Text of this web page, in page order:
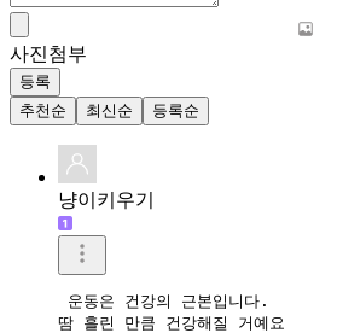
사진첨부
등록
추천순
최신순 등록순
냥이키우기
운동은 건강의 근본입니다.
땀 흘린 만큼 건강해질 거예요